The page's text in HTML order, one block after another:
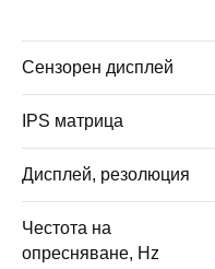
Сензорен дисплей
IPS матрица
Дисплей, резолюция
Честота на
опресняване, Hz